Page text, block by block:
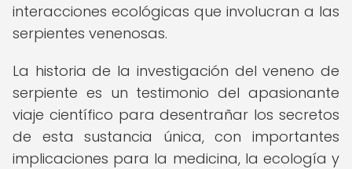
interacciones ecológicas que involucran a las
serpientes venenosas.
La historia de la investigación del veneno de
serpiente es un testimonio del apasionante
viaje científico para desentrañar los secretos
de esta sustancia única, con importantes
implicaciones para la medicina, la ecología y